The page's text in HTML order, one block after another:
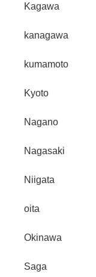
Kagawa
kanagawa
kumamoto
Kyoto
Nagano
Nagasaki
Niigata
oita
Okinawa
Saga